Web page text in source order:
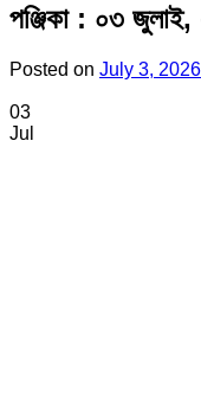
পঞ্জিকা : ০৩
Posted on July 3, 2026
03
Jul